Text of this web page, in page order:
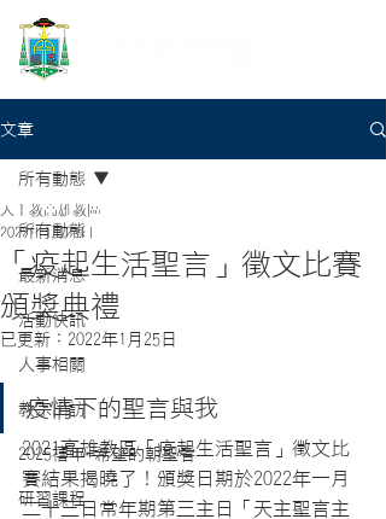
文章
所有動態
最新消息
活動快訊
人事相關
教宗出訪
2025禧年-希望的朝聖者
研習課程
所有動態
「疫起生活聖言」徵文比賽
頒獎典禮
天主教高雄教區
2022年1月24日
已更新： 2022年1月25日
疫情下的聖言與我
2021高雄教區「疫起生活聖言」徵文比
賽結果揭曉了！頒獎日期於2022年一月
二十三日常年期第三主日「天主聖言主